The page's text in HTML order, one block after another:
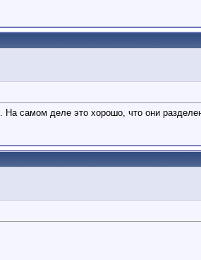
На самом деле это хорошо, что они